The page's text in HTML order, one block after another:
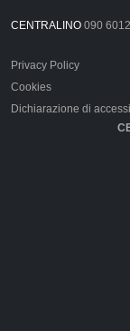
CENTRALINO 090
Privacy Policy
Cookies
Dichiarazione di